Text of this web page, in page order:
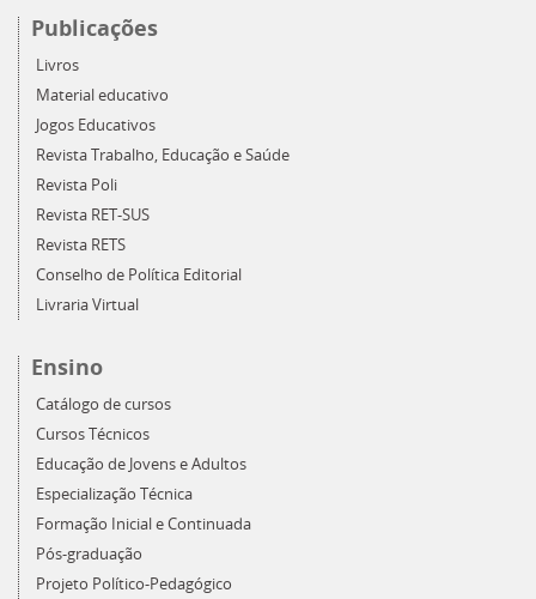
Publicações
Livros
Material educativo
Jogos Educativos
Revista Trabalho, Educação e Saúde
Revista Poli
Revista RET-SUS
Revista RETS
Conselho de Política Editorial
Livraria Virtual
Ensino
Catálogo de cursos
Cursos Técnicos
Educação de Jovens e Adultos
Especialização Técnica
Formação Inicial e Continuada
Pós-graduação
Projeto Político-Pedagógico